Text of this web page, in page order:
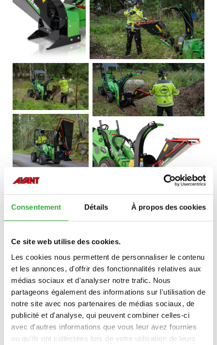
Consentement Détails À propos des cookies
Ce site web utilise des cookies.
Les cookies nous permettent de personnaliser le contenu
et les annonces, d'offrir des fonctionnalités relatives aux
médias sociaux et d'analyser notre trafic. Nous
partageons également des informations sur l'utilisation de
notre site avec nos partenaires de médias sociaux, de
publicité et d'analyse, qui peuvent combiner celles-ci
avec d'autres informations que vous leur avez fournies
ou qu'ils ont collectées lors de votre utilisation de leurs